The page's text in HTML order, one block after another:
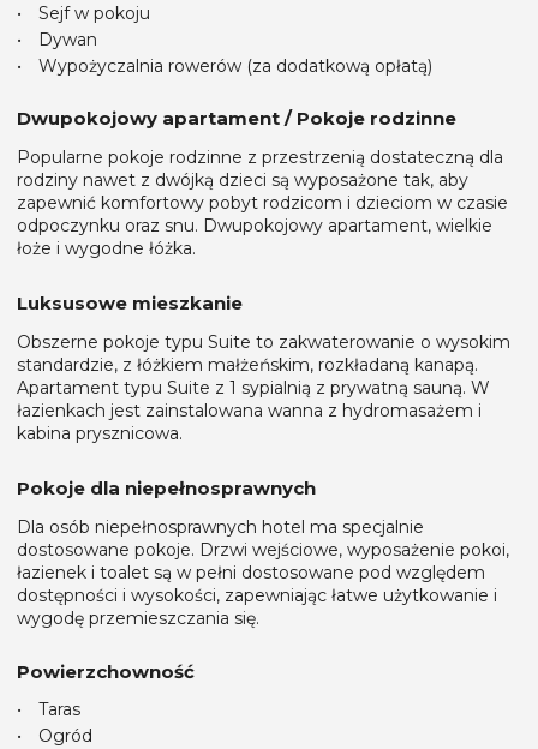
Sejf w pokoju
Dywan
Wypożyczalnia rowerów (za dodatkową opłatą)
Dwupokojowy apartament / Pokoje rodzinne
Popularne pokoje rodzinne z przestrzenią dostateczną dla
rodziny nawet z dwójką dzieci są wyposażone tak, aby
zapewnić komfortowy pobyt rodzicom i dzieciom w czasie
odpoczynku oraz snu. Dwupokojowy apartament, wielkie
łoże i wygodne łóżka.
Luksusowe mieszkanie
Obszerne pokoje typu Suite to zakwaterowanie o wysokim
standardzie, z łóżkiem małżeńskim, rozkładaną kanapą.
Apartament typu Suite z 1 sypialnią z prywatną sauną. W
łazienkach jest zainstalowana wanna z hydromasażem i
kabina prysznicowa.
Pokoje dla niepełnosprawnych
Dla osób niepełnosprawnych hotel ma specjalnie
dostosowane pokoje. Drzwi wejściowe, wyposażenie pokoi,
łazienek i toalet są w pełni dostosowane pod względem
dostępności i wysokości, zapewniając łatwe użytkowanie i
wygodę przemieszczania się.
Powierzchowność
Taras
Ogród